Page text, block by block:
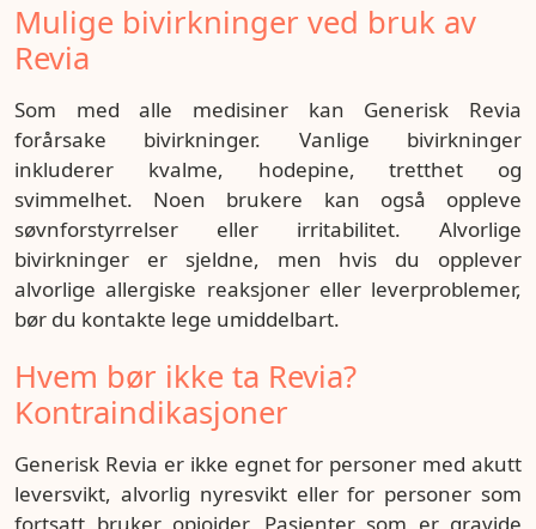
Mulige bivirkninger ved bruk av
Revia
Som med alle medisiner kan Generisk Revia
forårsake bivirkninger. Vanlige bivirkninger
inkluderer kvalme, hodepine, tretthet og
svimmelhet. Noen brukere kan også oppleve
søvnforstyrrelser eller irritabilitet. Alvorlige
bivirkninger er sjeldne, men hvis du opplever
alvorlige allergiske reaksjoner eller leverproblemer,
bør du kontakte lege umiddelbart.
Hvem bør ikke ta Revia?
Kontraindikasjoner
Generisk Revia er ikke egnet for personer med akutt
leversvikt, alvorlig nyresvikt eller for personer som